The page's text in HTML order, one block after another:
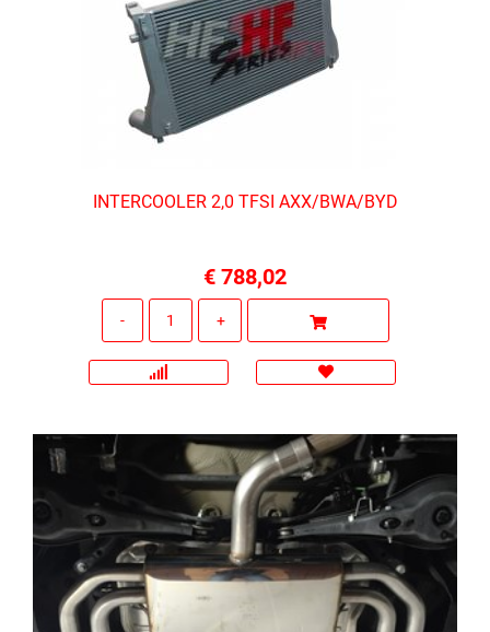
INTERCOOLER 2,0 TFSI AXX/BWA/BYD
€ 788,02